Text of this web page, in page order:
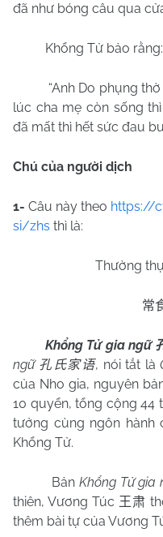
đã như bóng câu qua
Khổng Tử bảo rằng:
“Anh Do phụng
lúc cha mẹ còn sống
đã mất thì hết sức đau
Chú của người dịch
1- Câu này theo https://
si/zhs thì là:
Thường
常
Khổng Tử gia ngữ
ngữ 孔氏家语, nói tắt là
của Nho gia, nguyên
10 quyển, tổng cộng 44
tưởng cùng ngôn hành
Khổng Tử.
Bản Khổng Tử gia
thiên, Vương Túc 王肃
thêm bài tự của Vương